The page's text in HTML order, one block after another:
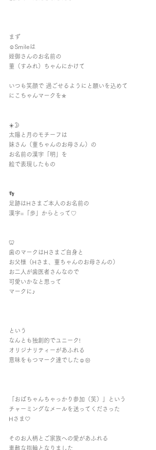
まず
☺︎︎Smileは
姪御さんのお名前の
菫（すみれ）ちゃんにかけて
いつも笑顔で 過ごせるようにと願いを込めて
にこちゃんマークを✯
☀️🌛
太陽と月のモチーフは
妹さん（菫ちゃんのお母さん）の
お名前の漢字「明」を
絵で表現したもの
👣
足跡はHさまご本人のお名前の
漢字=「歩」からとって♡
🦷
歯のマークはHさまご自身と
お父様（Hさま、菫ちゃんのお母さんの）
お二人が歯医者さんなので
可愛いかなと思って
マークに♪
という
なんとも独創的でユニーク!
オリジナリティーがあふれる
意味をもつマーク達でした☺︎︎𑁍
「おばちゃんちゃっかり参加（笑）」という
チャーミングなメールを送ってくださった
Hさま🤍
そのお人柄とご家族への愛があふれる
素敵な指輪となりました